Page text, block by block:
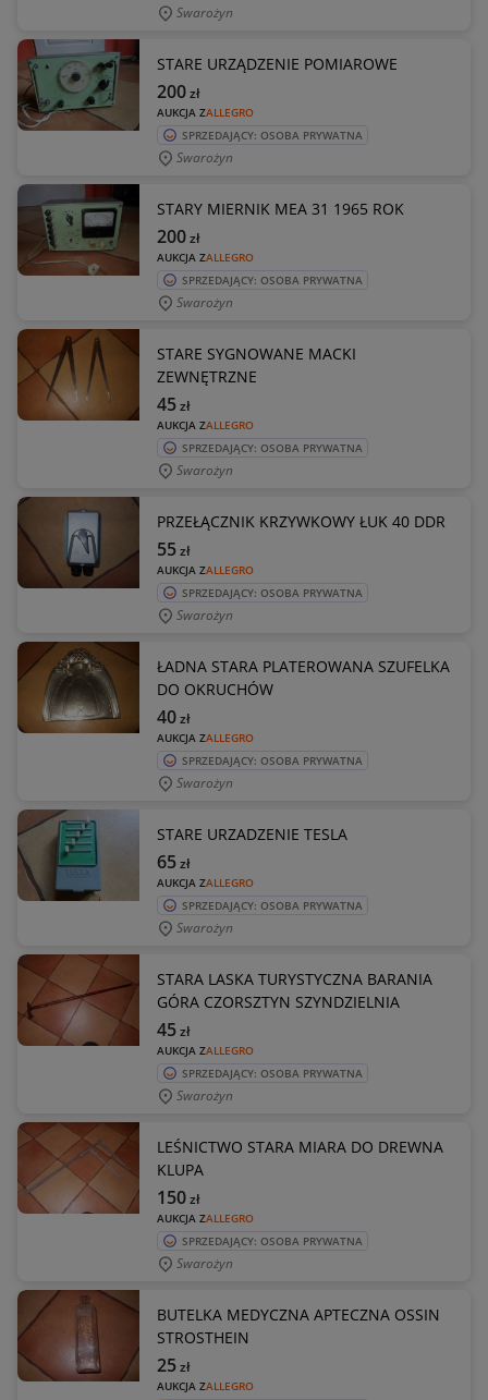
Swarożyn
STARE URZĄDZENIE POMIAROWE
AUKCJA ZALLEGRO
200zł
SPRZEDAJĄCY: OSOBA PRYWATNA
Swarożyn
STARY MIERNIK MEA 31 1965 ROK
AUKCJA ZALLEGRO
200zł
SPRZEDAJĄCY: OSOBA PRYWATNA
Swarożyn
STARE SYGNOWANE MACKI
ZEWNĘTRZNE
AUKCJA ZALLEGRO
45zł
SPRZEDAJĄCY: OSOBA PRYWATNA
Swarożyn
PRZEŁĄCZNIK KRZYWKOWY ŁUK 40 DDR
AUKCJA ZALLEGRO
55zł
SPRZEDAJĄCY: OSOBA PRYWATNA
Swarożyn
ŁADNA STARA PLATEROWANA SZUFELKA
DO OKRUCHÓW
AUKCJA ZALLEGRO
40zł
SPRZEDAJĄCY: OSOBA PRYWATNA
Swarożyn
STARE URZADZENIE TESLA
AUKCJA ZALLEGRO
65zł
SPRZEDAJĄCY: OSOBA PRYWATNA
Swarożyn
STARA LASKA TURYSTYCZNA BARANIA
GÓRA CZORSZTYN SZYNDZIELNIA
AUKCJA ZALLEGRO
45zł
SPRZEDAJĄCY: OSOBA PRYWATNA
Swarożyn
LEŚNICTWO STARA MIARA DO DREWNA
KLUPA
AUKCJA ZALLEGRO
150zł
SPRZEDAJĄCY: OSOBA PRYWATNA
Swarożyn
BUTELKA MEDYCZNA APTECZNA OSSIN
STROSTHEIN
AUKCJA ZALLEGRO
25zł